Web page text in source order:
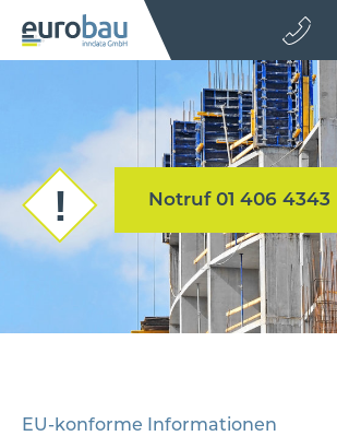
+43 512
inndata
Notruf 01 406 4343
EU-konforme Informationen